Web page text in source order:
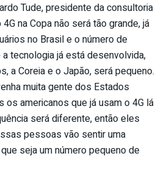
Tude, presidente da consultoria
na Copa não será tão grande, já
no Brasil e o número de
tecnologia já está desenvolvida,
a Coreia e o Japão, será pequeno.
muita gente dos Estados
os americanos que já usam o 4G lá
será diferente, então eles
pessoas vão sentir uma
seja um número pequeno de